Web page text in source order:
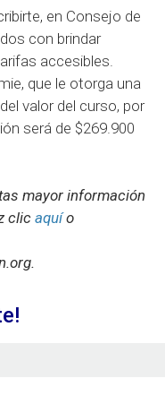
en Consejo de
con brindar
accesibles.
que le otorga una
valor del curso, por
será de $269.900
mayor información
clicaquío